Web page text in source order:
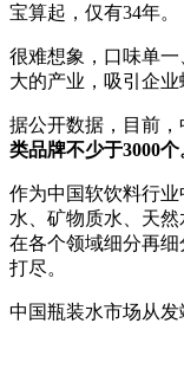
宝算起，仅有34年。
很难想象，口味单
大的产业，吸引企业
据公开数据，目前，
类品牌不少于3000
作为中国软饮料行
水、矿物质水、天
在各个领域细分再
打尽。
中国瓶装水市场从